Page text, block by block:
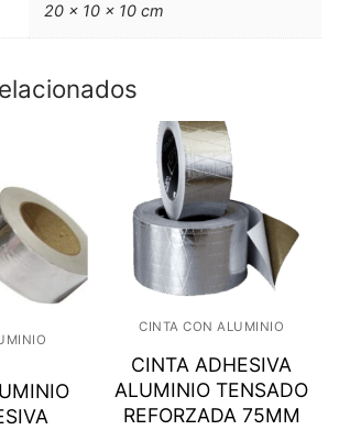
20 × 10 × 10 cm
CINTA CON ALUMINIO
CINTA ADHESIVA
ALUMINIO TENSADO
REFORZADA 75MM